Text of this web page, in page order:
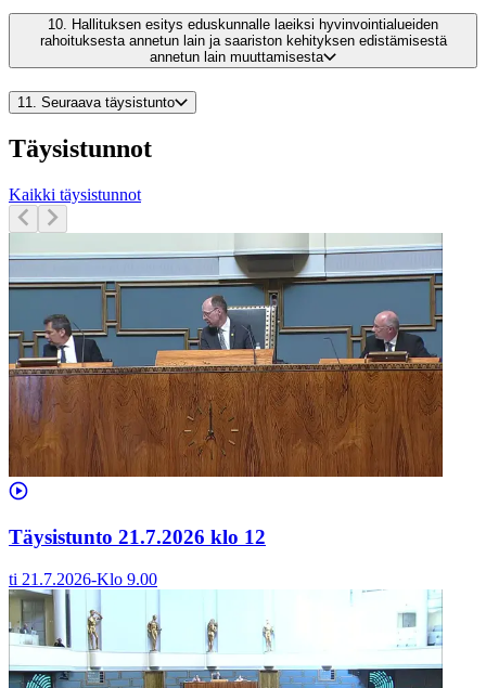
10.
Hallituksen esitys eduskunnalle laeiksi hyvinvointialueiden
rahoituksesta annetun lain ja saariston kehityksen edistämisestä
annetun lain muuttamisesta
11. Seuraava täysistunto
Täysistunnot
Kaikki täysistunnot
Täysistunto 21.7.2026 klo 12
ti 21.7.2026-Klo 9.00